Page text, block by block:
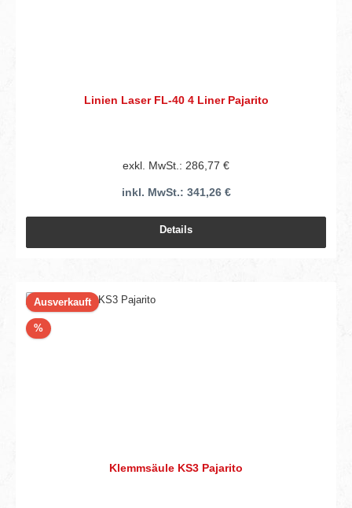
Linien Laser FL-40 4 Liner Pajarito
exkl. MwSt.: 286,77 €
inkl. MwSt.: 341,26 €
Details
Ausverkauft
%Rabatt
Klemmsäule KS3 Pajarito